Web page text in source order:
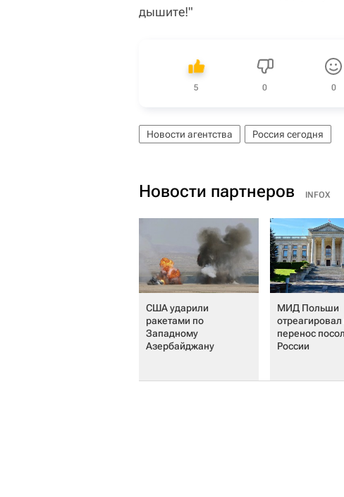
дышите!"
5 0 0
Новости агентства Россия сегодня
Новости партнеров INFOX
США ударили
ракетами по
Западному
Азербайджану
МИД Польши
отреагировал
перенос
России